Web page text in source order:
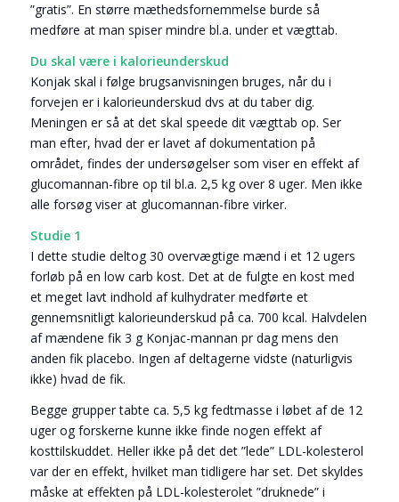
”gratis”. En større mæthedsfornemmelse burde så
medføre at man spiser mindre bl.a. under et vægttab.
Du skal være i kalorieunderskud
Konjak skal i følge brugsanvisningen bruges, når du i
forvejen er i kalorieunderskud dvs at du taber dig.
Meningen er så at det skal speede dit vægttab op. Ser
man efter, hvad der er lavet af dokumentation på
området, findes der undersøgelser som viser en effekt af
glucomannan-fibre op til bl.a. 2,5 kg over 8 uger. Men ikke
alle forsøg viser at glucomannan-fibre virker.
Studie 1
I dette studie deltog 30 overvægtige mænd i et 12 ugers
forløb på en low carb kost. Det at de fulgte en kost med
et meget lavt indhold af kulhydrater medførte et
gennemsnitligt kalorieunderskud på ca. 700 kcal. Halvdelen
af mændene fik 3 g Konjac-mannan pr dag mens den
anden fik placebo. Ingen af deltagerne vidste (naturligvis
ikke) hvad de fik.
Begge grupper tabte ca. 5,5 kg fedtmasse i løbet af de 12
uger og forskerne kunne ikke finde nogen effekt af
kosttilskuddet. Heller ikke på det det ”lede” LDL-kolesterol
var der en effekt, hvilket man tidligere har set. Det skyldes
måske at effekten på LDL-kolesterolet ”druknede” i